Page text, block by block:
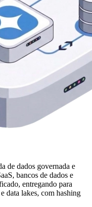
de dados governada e
bancos de dados e
entregando para
data lakes, com hashing